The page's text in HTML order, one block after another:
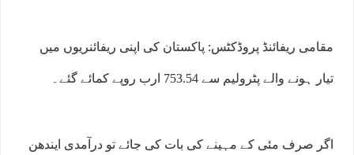
مقامی ریفائنڈ پروڈکٹس: پاکستان کی اپنی ریفائنریوں میں
تیار ہونے والے پٹرولیم سے 753.54 ارب روپے کمائے گئے۔
اگر صرف مئی کے مہینے کی بات کی جائے تو درآمدی ایندھن